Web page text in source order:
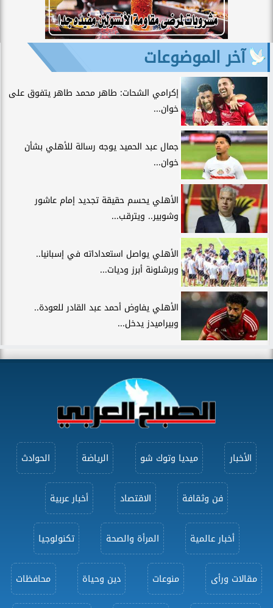
آخر الموضوعات
إكرامي الشحات: طاهر محمد طاهر يتفوق على
خوان...
جمال عبد الحميد يوجه رسالة للأهلي بشأن
خوان...
الأهلي يحسم حقيقة تجديد إمام عاشور
وشوبير.. ويترقب...
الأهلي يواصل استعداداته في إسبانيا..
وبرشلونة أبرز وديات...
الأهلي يفاوض أحمد عبد القادر للعودة..
وبيراميدز يدخل...
الأخبار ميديا وتوك شو الرياضة الحوادث
فن وثقافة الاقتصاد أخبار عربية
أخبار عالمية المرأة والصحة تكنولوجيا
مقالات ورأى منوعات دين وحياة محافظات